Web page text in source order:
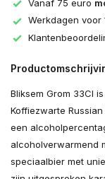
Vanaf 75 euro
Werkdagen voor
Bliksem Grom 33Cl
Koffiezwarte
een
alcoholverwarmend
speciaalbier met